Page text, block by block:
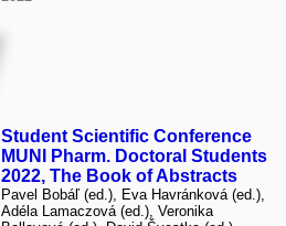
Student Scientific Conference
MUNI Pharm. Doctoral Students
2022, The Book of Abstracts
Pavel Bobáľ (ed.), Eva Havránková (ed.),
Adéla Lamaczová (ed.), Veronika